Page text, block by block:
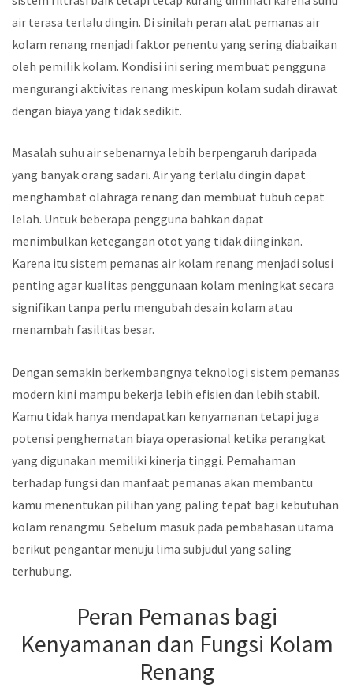
air terasa terlalu dingin. Di sinilah peran alat pemanas air
kolam renang menjadi faktor penentu yang sering diabaikan
oleh pemilik kolam. Kondisi ini sering membuat pengguna
mengurangi aktivitas renang meskipun kolam sudah dirawat
dengan biaya yang tidak sedikit.
Masalah suhu air sebenarnya lebih berpengaruh daripada
yang banyak orang sadari. Air yang terlalu dingin dapat
menghambat olahraga renang dan membuat tubuh cepat
lelah. Untuk beberapa pengguna bahkan dapat
menimbulkan ketegangan otot yang tidak diinginkan.
Karena itu sistem pemanas air kolam renang menjadi solusi
penting agar kualitas penggunaan kolam meningkat secara
signifikan tanpa perlu mengubah desain kolam atau
menambah fasilitas besar.
Dengan semakin berkembangnya teknologi sistem pemanas
modern kini mampu bekerja lebih efisien dan lebih stabil.
Kamu tidak hanya mendapatkan kenyamanan tetapi juga
potensi penghematan biaya operasional ketika perangkat
yang digunakan memiliki kinerja tinggi. Pemahaman
terhadap fungsi dan manfaat pemanas akan membantu
kamu menentukan pilihan yang paling tepat bagi kebutuhan
kolam renangmu. Sebelum masuk pada pembahasan utama
berikut pengantar menuju lima subjudul yang saling
terhubung.
Peran Pemanas bagi
Kenyamanan dan Fungsi Kolam
Renang